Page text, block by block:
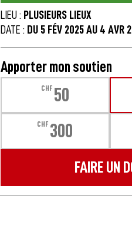
LIEU : PLUSIEURS LIEUX
DATE : DU 5 FÉV 2025 AU 4 AVR
Apporter mon soutien
CHF 50
CHF 300
FAIRE UN